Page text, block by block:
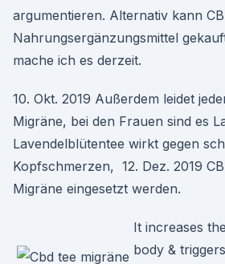
argumentieren. Alternativ kann
Nahrungsergänzungsmittel
mache ich es derzeit.
10. Okt. 2019 Außerdem leidet
Migräne, bei den Frauen sind es
Lavendelblütentee wirkt gegen
Kopfschmerzen, 12. Dez. 2019
Migräne eingesetzt werden.
It increases
body &